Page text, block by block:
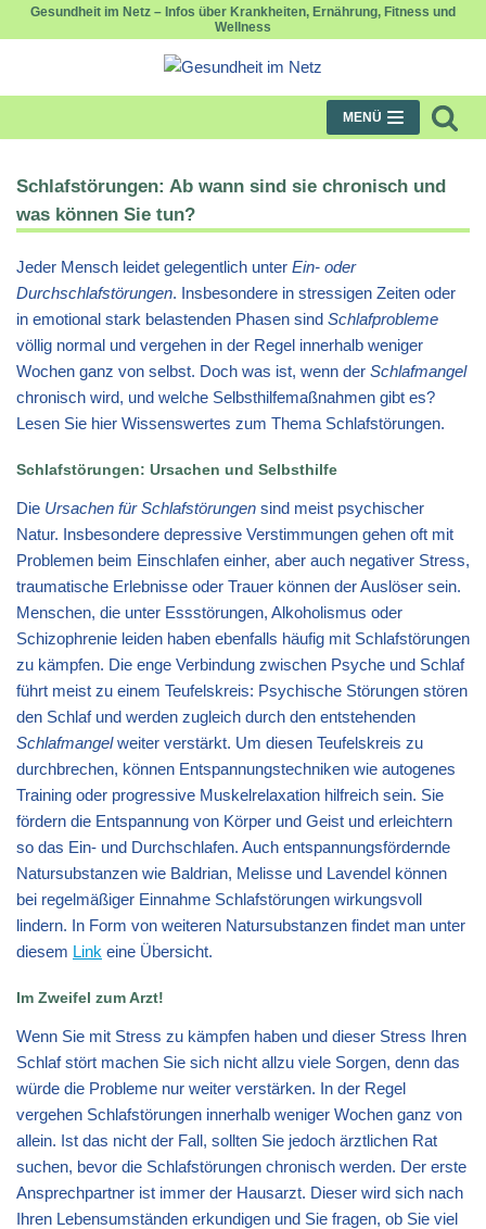
Gesundheit im Netz – Infos über Krankheiten, Ernährung, Fitness und
Wellness
MENÜ
Schlafstörungen: Ab wann sind sie chronisch und
was können Sie tun?
Jeder Mensch leidet gelegentlich unter Ein- oder
Durchschlafstörungen. Insbesondere in stressigen Zeiten oder
in emotional stark belastenden Phasen sind Schlafprobleme
völlig normal und vergehen in der Regel innerhalb weniger
Wochen ganz von selbst. Doch was ist, wenn der Schlafmangel
chronisch wird, und welche Selbsthilfemaßnahmen gibt es?
Lesen Sie hier Wissenswertes zum Thema Schlafstörungen.
Schlafstörungen: Ursachen und Selbsthilfe
Die Ursachen für Schlafstörungen sind meist psychischer
Natur. Insbesondere depressive Verstimmungen gehen oft mit
Problemen beim Einschlafen einher, aber auch negativer Stress,
traumatische Erlebnisse oder Trauer können der Auslöser sein.
Menschen, die unter Essstörungen, Alkoholismus oder
Schizophrenie leiden haben ebenfalls häufig mit Schlafstörungen
zu kämpfen. Die enge Verbindung zwischen Psyche und Schlaf
führt meist zu einem Teufelskreis: Psychische Störungen stören
den Schlaf und werden zugleich durch den entstehenden
Schlafmangelweiter verstärkt. Um diesen Teufelskreis zu
durchbrechen, können Entspannungstechniken wie autogenes
Training oder progressive Muskelrelaxation hilfreich sein. Sie
fördern die Entspannung von Körper und Geist und erleichtern
so das Ein- und Durchschlafen. Auch entspannungsfördernde
Natursubstanzen wie Baldrian, Melisse und Lavendel können
bei regelmäßiger Einnahme Schlafstörungen wirkungsvoll
lindern. In Form von weiteren Natursubstanzen findet man unter
diesem Link eine Übersicht.
Im Zweifel zum Arzt!
Wenn Sie mit Stress zu kämpfen haben und dieser Stress Ihren
Schlaf stört machen Sie sich nicht allzu viele Sorgen, denn das
würde die Probleme nur weiter verstärken. In der Regel
vergehen Schlafstörungen innerhalb weniger Wochen ganz von
allein. Ist das nicht der Fall, sollten Sie jedoch ärztlichen Rat
suchen, bevor die Schlafstörungen chronisch werden. Der erste
Ansprechpartner ist immer der Hausarzt. Dieser wird sich nach
Ihren Lebensumständen erkundigen und Sie fragen, ob Sie viel